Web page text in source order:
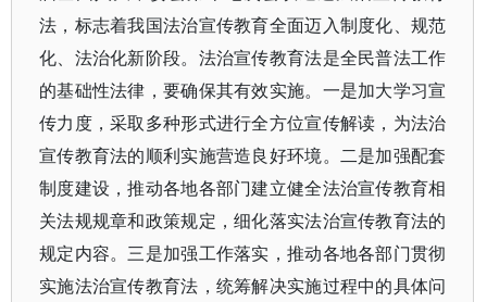
法，标志着我国法治宣传教育全面迈入制度化、规范
化、法治化新阶段。法治宣传教育法是全民普法工作
的基础性法律，要确保其有效实施。一是加大学习宣
传力度，采取多种形式进行全方位宣传解读，为法治
宣传教育法的顺利实施营造良好环境。二是加强配套
制度建设，推动各地各部门建立健全法治宣传教育相
关法规规章和政策规定，细化落实法治宣传教育法的
规定内容。三是加强工作落实，推动各地各部门贯彻
实施法治宣传教育法，统筹解决实施过程中的具体问